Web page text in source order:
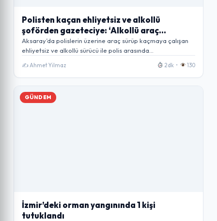
Polisten kaçan ehliyetsiz ve alkollü
şoförden gazeteciye: ‘Alkollü araç
kullanmaktan haber mi olur?’
Aksaray’da polislerin üzerine araç sürüp kaçmaya çalışan
ehliyetsiz ve alkollü sürücü ile polis arasında…
✍️ Ahmet Yilmaz 2dk • 130
GÜNDEM
İzmir’deki orman yangınında 1 kişi
tutuklandı